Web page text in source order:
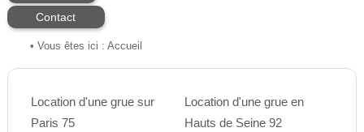
Contact
• Vous êtes ici : Accueil
Location d'une grue sur
Paris 75
Location d'une grue en
Hauts de Seine 92